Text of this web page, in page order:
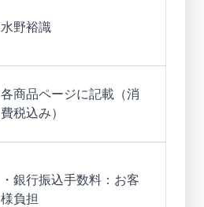
水野裕識
各商品ページに記載（消
費税込み）
・銀行振込手数料：お客
様負担